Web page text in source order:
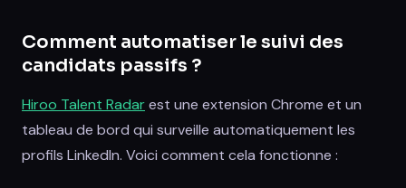
Comment automatiser le suivi des
candidats passifs ?
Hiroo Talent Radarest une extension Chrome et un
tableau de bord qui surveille automatiquement les
profils LinkedIn. Voici comment cela fonctionne :